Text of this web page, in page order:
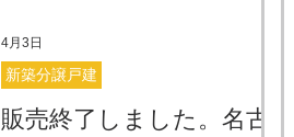
販売終了しました。名古
新築分譲戸建
4月3日